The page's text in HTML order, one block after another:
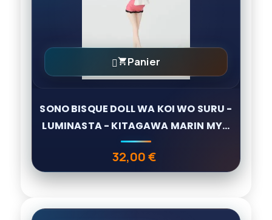
Panier
SONO BISQUE DOLL WA KOI WO SURU -
LUMINASTA - KITAGAWA MARIN MY...
Prix
32,00 €